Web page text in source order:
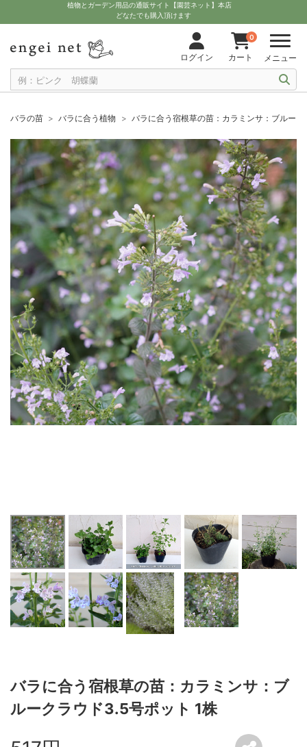
植物とガーデン用品の通販サイト【園芸ネット】本店
どなたでも購入頂けます
ログイン
0
カート メニュー
バラの苗 バラに合う植物 バラに合う宿根草の苗：カラミンサ：ブルー
バラに合う宿根草の苗：カラミンサ：ブ
ルークラウド3.5号ポット 1株